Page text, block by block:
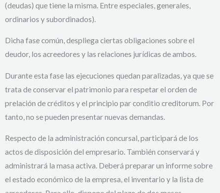
(deudas) que tiene la misma. Entre especiales, generales,
ordinarios y subordinados).
Dicha fase común, despliega ciertas obligaciones sobre el
deudor, los acreedores y las relaciones jurídicas de ambos.
Durante esta fase las ejecuciones quedan paralizadas, ya que se
trata de conservar el patrimonio para respetar el orden de
prelación de créditos y el principio par conditio creditorum. Por
tanto, no se pueden presentar nuevas demandas.
Respecto de la administración concursal, participará de los
actos de disposición del empresario. También conservará y
administrará la masa activa. Deberá preparar un informe sobre
el estado económico de la empresa, el inventario y la lista de